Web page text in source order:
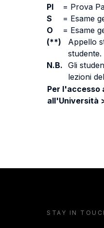
PI
= Prova
S
= Esame
O
= Esame
(**)
Appello
studente.
N.B. Gli
lezioni
Per l'accesso
all'Università
STAY IN